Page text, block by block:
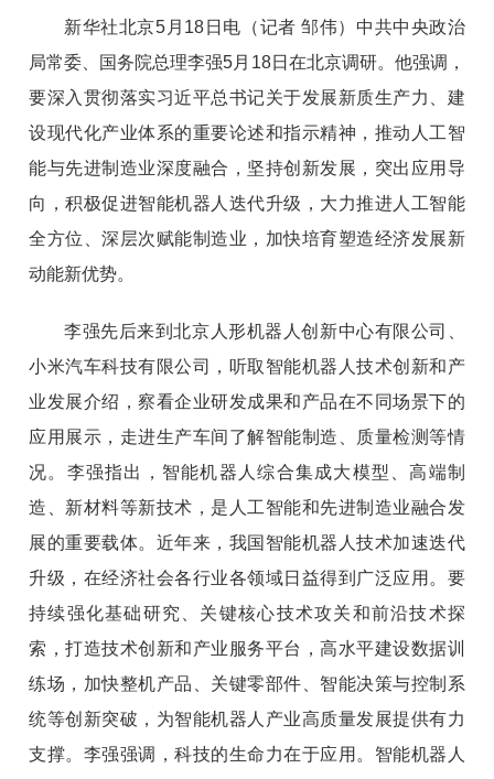
新华社北京5月18日电（记者 邹伟）中共中央政治
局常委、国务院总理李强5月18日在北京调研。他强调，
要深入贯彻落实习近平总书记关于发展新质生产力、建
设现代化产业体系的重要论述和指示精神，推动人工智
能与先进制造业深度融合，坚持创新发展，突出应用导
向，积极促进智能机器人迭代升级，大力推进人工智能
全方位、深层次赋能制造业，加快培育塑造经济发展新
动能新优势。
李强先后来到北京人形机器人创新中心有限公司、
小米汽车科技有限公司，听取智能机器人技术创新和产
业发展介绍，察看企业研发成果和产品在不同场景下的
应用展示，走进生产车间了解智能制造、质量检测等情
况。李强指出，智能机器人综合集成大模型、高端制
造、新材料等新技术，是人工智能和先进制造业融合发
展的重要载体。近年来，我国智能机器人技术加速迭代
升级，在经济社会各行业各领域日益得到广泛应用。要
持续强化基础研究、关键核心技术攻关和前沿技术探
索，打造技术创新和产业服务平台，高水平建设数据训
练场，加快整机产品、关键零部件、智能决策与控制系
统等创新突破，为智能机器人产业高质量发展提供有力
支撑。李强强调，科技的生命力在于应用。智能机器人